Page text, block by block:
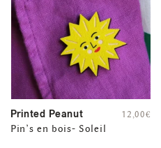
Printed Peanut
Pin’s en bois- Soleil
12,00€